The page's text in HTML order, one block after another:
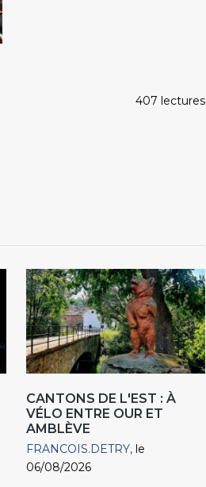
407 lectures
CANTONS DE L'EST : À
VÉLO ENTRE OUR ET
AMBLÈVE
FRANCOIS.DETRY le
06/08/2026